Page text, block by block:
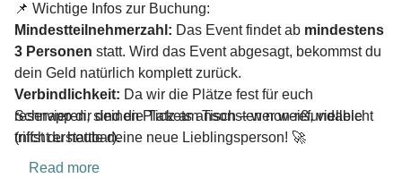
📌 Wichtige Infos zur Buchung:
Mindestteilnehmerzahl: Das Event findet ab mindestens
3 Personen statt. Wird das Event abgesagt, bekommst du
dein Geld natürlich komplett zurück.
Verbindlichkeit: Da wir die Plätze fest für euch
reservieren, sind die Tickets ansonsten non-refundable
(nicht erstattbar).
Schnapp dir deinen Platz am Tisch – wer weiß, vielleicht
triffst du heute deine neue Lieblingsperson! 🚀
Read more